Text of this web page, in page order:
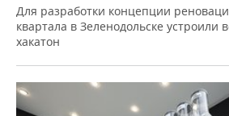
Для разработки концепции
квартала в Зеленодольске устроили
хакатон